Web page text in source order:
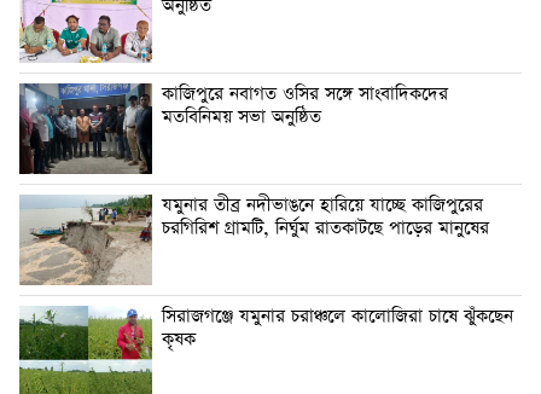
অনুষ্ঠিত
কাজিপুরে নবাগত ওসির সঙ্গে সাংবাদিকদের
মতবিনিময় সভা অনুষ্ঠিত
যমুনার তীব্র নদীভাঙনে হারিয়ে যাচ্ছে কাজিপুরের
চরগিরিশ গ্রামটি, নির্ঘুম রাতকাটছে পাড়ের মানুষের
সিরাজগঞ্জে যমুনার চরাঞ্চলে কালোজিরা চাষে ঝুঁকছেন
কৃষক